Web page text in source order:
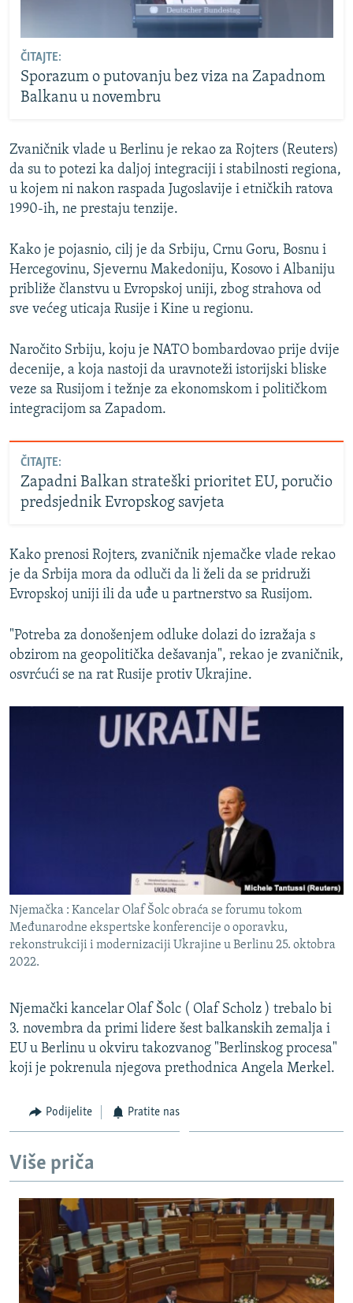
ČITAJTE:
Sporazum o putovanju bez viza na Zapadnom
Balkanu u novembru
Zvaničnik vlade u Berlinu je rekao za Rojters (Reuters)
da su to potezi ka daljoj integraciji i stabilnosti regiona,
u kojem ni nakon raspada Jugoslavije i etničkih ratova
1990-ih, ne prestaju tenzije.
Kako je pojasnio, cilj je da Srbiju, Crnu Goru, Bosnu i
Hercegovinu, Sjevernu Makedoniju, Kosovo i Albaniju
približe članstvu u Evropskoj uniji, zbog strahova od
sve većeg uticaja Rusije i Kine u regionu.
Naročito Srbiju, koju je NATO bombardovao prije dvije
decenije, a koja nastoji da uravnoteži istorijski bliske
veze sa Rusijom i težnje za ekonomskom i političkom
integracijom sa Zapadom.
ČITAJTE:
Zapadni Balkan strateški prioritet EU, poručio
predsjednik Evropskog savjeta
Kako prenosi Rojters, zvaničnik njemačke vlade rekao
je da Srbija mora da odluči da li želi da se pridruži
Evropskoj uniji ili da uđe u partnerstvo sa Rusijom.
"Potreba za donošenjem odluke dolazi do izražaja s
obzirom na geopolitička dešavanja", rekao je zvaničnik,
osvrćući se na rat Rusije protiv Ukrajine.
Njemačka : Kancelar Olaf Šolc obraća se forumu tokom
Međunarodne ekspertske konferencije o oporavku,
rekonstrukciji i modernizaciji Ukrajine u Berlinu 25. oktobra
2022.
Njemački kancelar Olaf Šolc ( Olaf Scholz ) trebalo bi
3. novembra da primi lidere šest balkanskih zemalja i
EU u Berlinu u okviru takozvanog "Berlinskog procesa"
koji je pokrenula njegova prethodnica Angela Merkel.
Podijelite Pratite nas
Više priča